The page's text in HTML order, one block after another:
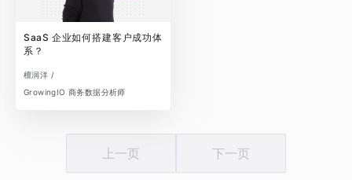
SaaS 企业如何搭建客户成功体
系？
檀润洋 /
GrowingIO 商务数据分析师
上一页 下一页